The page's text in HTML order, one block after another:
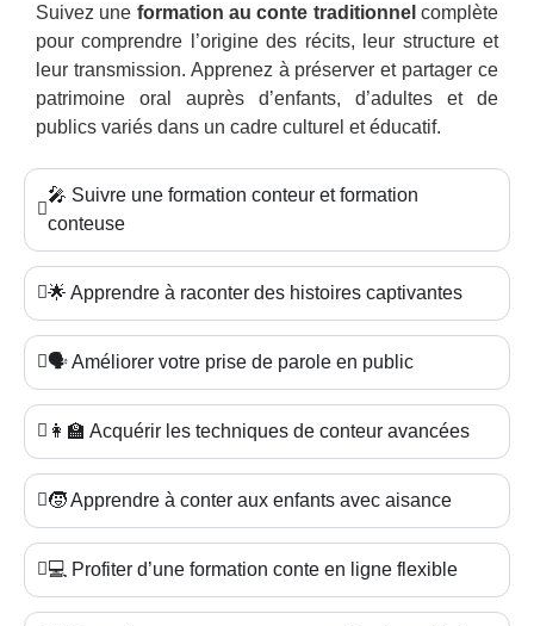
Suivez une formation au conte traditionnel complète
pour comprendre l’origine des récits, leur structure et
leur transmission. Apprenez à préserver et partager ce
patrimoine oral auprès d’enfants, d’adultes et de
publics variés dans un cadre culturel et éducatif.
🎤 Suivre une formation conteur et formation
conteuse
🌟 Apprendre à raconter des histoires captivantes
🗣️ Améliorer votre prise de parole en public
👩‍🏫 Acquérir les techniques de conteur avancées
🧒 Apprendre à conter aux enfants avec aisance
💻 Profiter d’une formation conte en ligne flexible